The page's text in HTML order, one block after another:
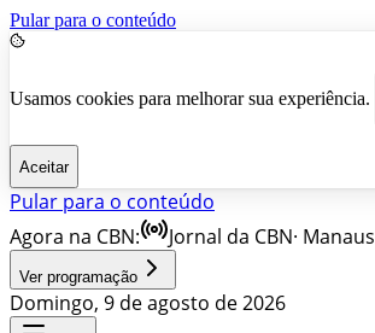
Pular para o conteúdo
Usamos cookies para melhorar sua experiência.
Aceitar
Pular para o conteúdo
Agora na CBN:
Jornal da CBN· Manaus
Ver programação
Domingo, 9 de agosto de 2026